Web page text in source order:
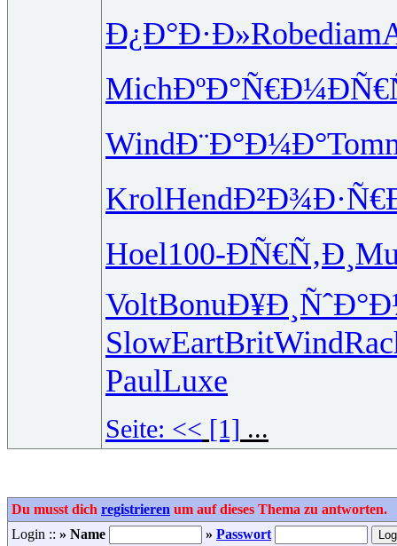
Ð¿Ð°Ð·Ð»Robediam
MichÐºÐ°Ñ€Ð¼
WindÐ¨Ð°Ð¼Ð°
KrolHendÐ²Ð¾Ð·Ñ€
Hoel100-ÐÑ€Ñ‚Ð¸
VoltBonuÐ¥Ð¸ÑˆÐ°
SlowEartBritWind
PaulLuxe
Seite: << [1] ...
Du musst dich registrieren um auf dieses Thema zu antworten.
Login :: » Name » Passwort